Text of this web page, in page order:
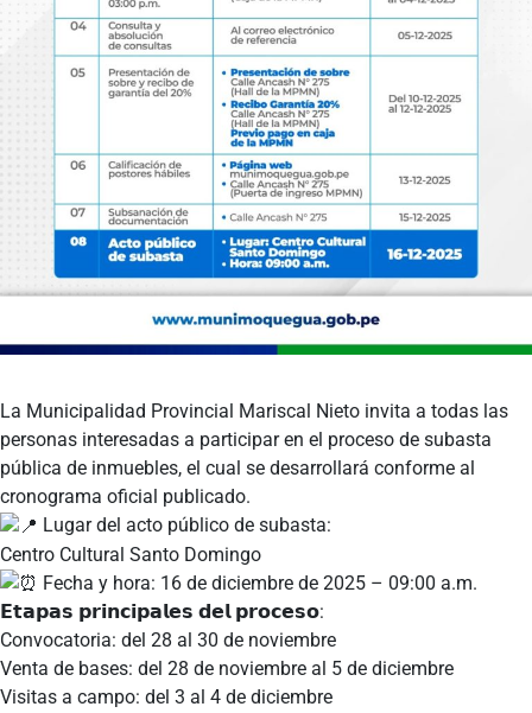
La Municipalidad Provincial Mariscal Nieto invita a todas las
personas interesadas a participar en el proceso de subasta
pública de inmuebles, el cual se desarrollará conforme al
cronograma oficial publicado.
Lugar del acto público de subasta:
Centro Cultural Santo Domingo
Fecha y hora: 16 de diciembre de 2025 – 09:00 a.m.
𝗘𝘁𝗮𝗽𝗮𝘀 𝗽𝗿𝗶𝗻𝗰𝗶𝗽𝗮𝗹𝗲𝘀 𝗱𝗲𝗹 𝗽𝗿𝗼𝗰𝗲𝘀𝗼:
Convocatoria: del 28 al 30 de noviembre
Venta de bases: del 28 de noviembre al 5 de diciembre
Visitas a campo: del 3 al 4 de diciembre